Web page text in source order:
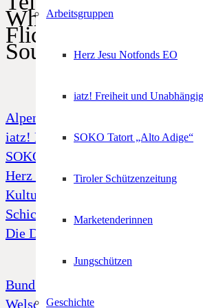
Arbeitsgruppen
Herz Jesu Notfonds EO
iatz! Freiheit und
SOKO Tatort „Alto Adige“
Tiroler Schützenzeitung
Marketenderinnen
Jungschützen
Geschichte
WhatsApp
Flickr
SoundCloud
Alpenregionstreffen
iatz! Freiheit und Unabhängigkeit
SOKO Tatort „Alto Adige“
Herz Jesu Notfonds
Kulturfonds
Schicksal 39
Die Dornenkrone
Bund Tiroler Schützenkompanien
Welschtiroler Schützenbund